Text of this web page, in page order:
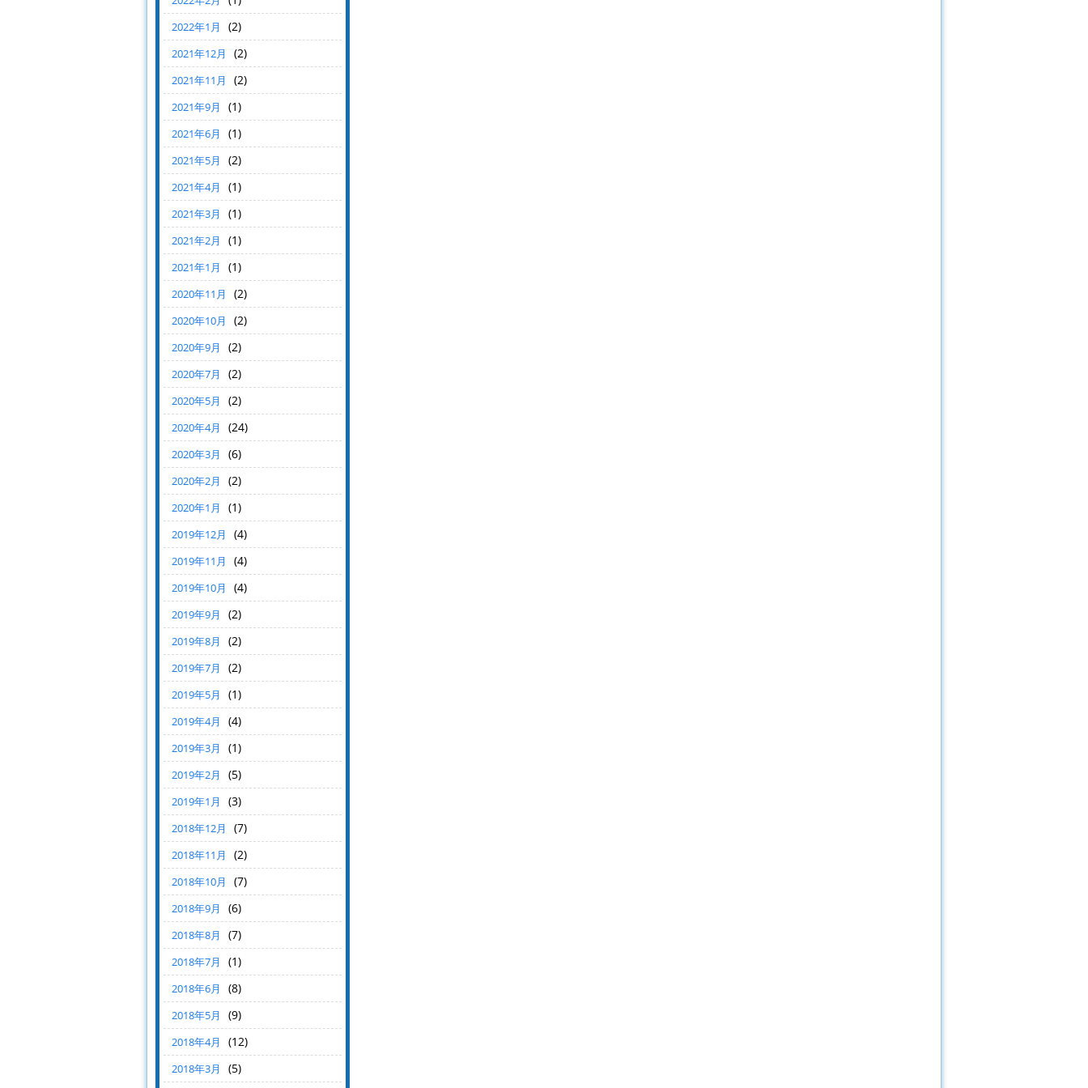
2022年1月 (2)
2021年12月 (2)
2021年11月 (2)
2021年9月 (1)
2021年6月 (1)
2021年5月 (2)
2021年4月 (1)
2021年3月 (1)
2021年2月 (1)
2021年1月 (1)
2020年11月 (2)
2020年10月 (2)
2020年9月 (2)
2020年7月 (2)
2020年5月 (2)
2020年4月 (24)
2020年3月 (6)
2020年2月 (2)
2020年1月 (1)
2019年12月 (4)
2019年11月 (4)
2019年10月 (4)
2019年9月 (2)
2019年8月 (2)
2019年7月 (2)
2019年5月 (1)
2019年4月 (4)
2019年3月 (1)
2019年2月 (5)
2019年1月 (3)
2018年12月 (7)
2018年11月 (2)
2018年10月 (7)
2018年9月 (6)
2018年8月 (7)
2018年7月 (1)
2018年6月 (8)
2018年5月 (9)
2018年4月 (12)
2018年3月
(5)